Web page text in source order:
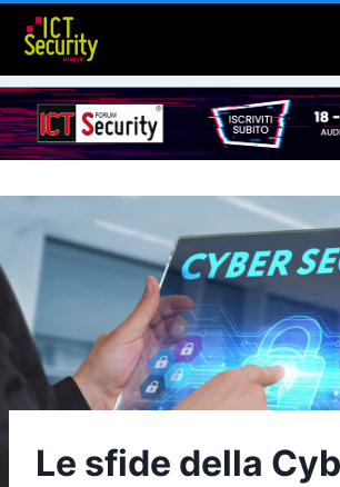
Salta
contenuto
Le sfide della